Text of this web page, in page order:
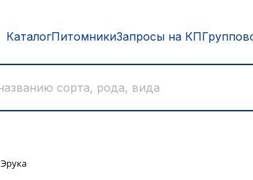
КаталогПитомникиЗапросы на КП
Эрука